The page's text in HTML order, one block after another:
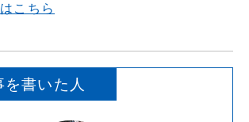
こちら
を書いた人